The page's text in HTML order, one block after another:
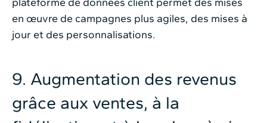
en œuvre de campagnes plus agiles, des mises à
jour et des personnalisations.
9. Augmentation des revenus
grâce aux ventes, à la